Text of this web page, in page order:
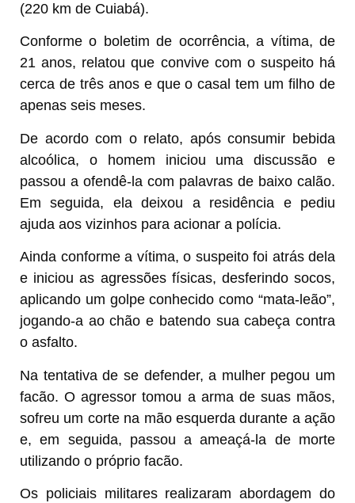
(220 km de Cuiabá).
Conforme o boletim de ocorrência, a vítima, de
21 anos, relatou que convive com o suspeito há
cerca de três anos e que o casal tem um filho de
apenas seis meses.
De acordo com o relato, após consumir bebida
alcoólica, o homem iniciou uma discussão e
passou a ofendê-la com palavras de baixo calão.
Em seguida, ela deixou a residência e pediu
ajuda aos vizinhos para acionar a polícia.
Ainda conforme a vítima, o suspeito foi atrás dela
e iniciou as agressões físicas, desferindo socos,
aplicando um golpe conhecido como “mata-leão”,
jogando-a ao chão e batendo sua cabeça contra
o asfalto.
Na tentativa de se defender, a mulher pegou um
facão. O agressor tomou a arma de suas mãos,
sofreu um corte na mão esquerda durante a ação
e, em seguida, passou a ameaçá-la de morte
utilizando o próprio facão.
Os policiais militares realizaram abordagem do